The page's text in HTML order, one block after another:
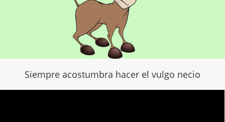
Siempre acostumbra hacer el vulgo necio